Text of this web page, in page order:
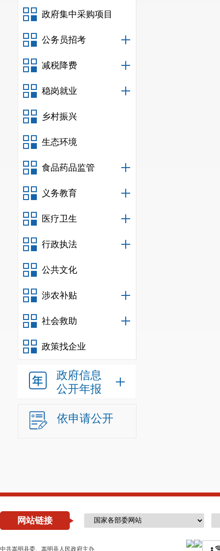
政府集中采购项目
公务员招考
减税降费
稳岗就业
乡村振兴
生态环境
食品药品监管
义务教育
医疗卫生
行政执法
公共文化
涉农补贴
社会救助
政策找企业
政府信息
公开年报
依申请公开
网站链接
中共嵩明县委、嵩明县人民政府主办